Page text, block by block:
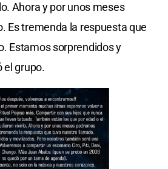
Ahora y por unos meses
Es tremenda la respuesta que
Estamos sorprendidos y
el grupo.